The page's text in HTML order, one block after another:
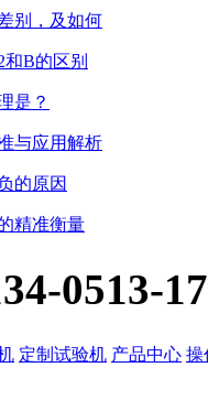
别，及如何
B的区别
是？
与应用解析
的原因
精准衡量
0513-
定制试验机 产品中心 操